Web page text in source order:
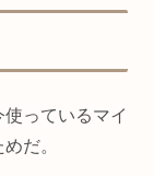
っているマイ
だ。